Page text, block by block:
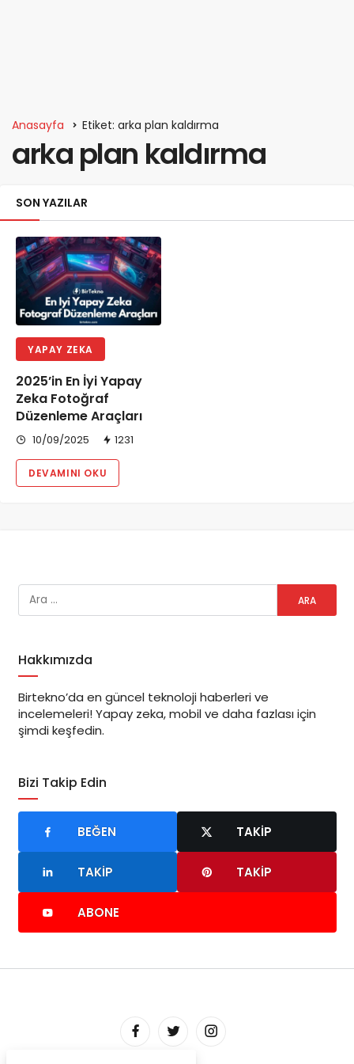
Anasayfa Etiket: arka plan kaldırma
arka plan kaldırma
SON YAZILAR
YAPAY ZEKA
2025’in En İyi Yapay
Zeka Fotoğraf
Düzenleme Araçları
10/09/2025 1231
DEVAMINI OKU
Hakkımızda
Birtekno’da en güncel teknoloji haberleri ve
incelemeleri! Yapay zeka, mobil ve daha fazlası için
şimdi keşfedin.
Bizi Takip Edin
BEĞEN TAKIP
TAKIP TAKIP
ABONE